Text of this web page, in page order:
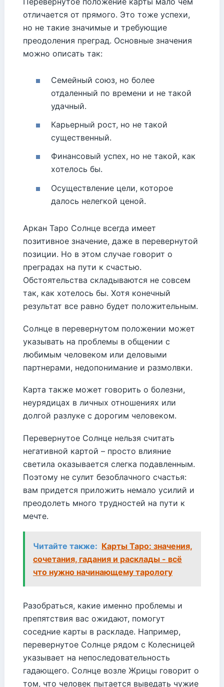
отличается от прямого. Это тоже успехи,
но не такие значимые и требующие
преодоления преград. Основные значения
можно описать так:
Семейный союз, но более
отдаленный по времени и не такой
удачный.
Карьерный рост, но не такой
существенный.
Финансовый успех, но не такой, как
хотелось бы.
Осуществление цели, которое
далось нелегкой ценой.
Аркан Таро Солнце всегда имеет
позитивное значение, даже в перевернутой
позиции. Но в этом случае говорит о
преградах на пути к счастью.
Обстоятельства складываются не совсем
так, как хотелось бы. Хотя конечный
результат все равно будет положительным.
Солнце в перевернутом положении может
указывать на проблемы в общении с
любимым человеком или деловыми
партнерами, недопонимание и размолвки.
Карта также может говорить о болезни,
неурядицах в личных отношениях или
долгой разлуке с дорогим человеком.
Перевернутое Солнце нельзя считать
негативной картой – просто влияние
светила оказывается слегка подавленным.
Поэтому не сулит безоблачного счастья:
вам придется приложить немало усилий и
преодолеть много трудностей на пути к
мечте.
Читайте также: Карты Таро: значения,
сочетания, гадания и расклады - всё
что нужно начинающему тарологу
Разобраться, какие именно проблемы и
препятствия вас ожидают, помогут
соседние карты в раскладе. Например,
перевернутое Солнце рядом с Колесницей
указывает на непоследовательность
гадающего. Солнце возле Жрицы говорит о
том, что человек пытается выведать чужие